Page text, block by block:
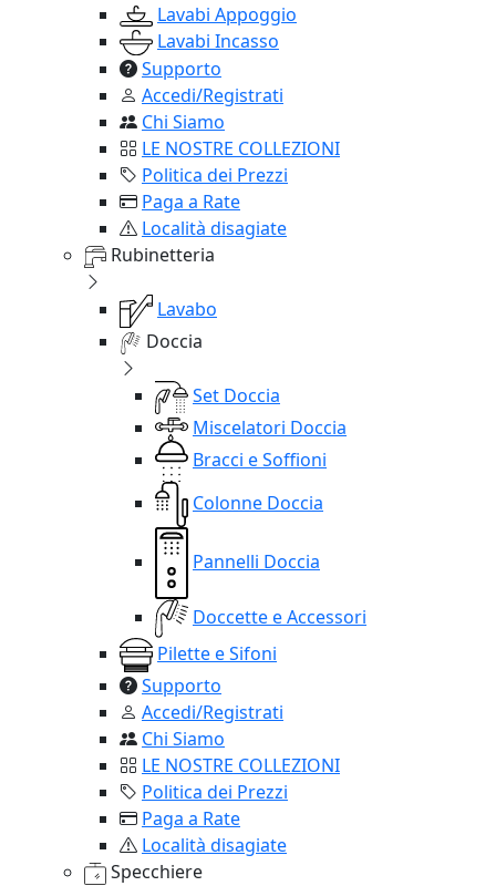
Lavabi Appoggio
Lavabi Incasso
Supporto
Accedi/Registrati
Chi Siamo
LE NOSTRE COLLEZIONI
Politica dei Prezzi
Paga a Rate
Località disagiate
Rubinetteria
Lavabo
Doccia
Set Doccia
Miscelatori Doccia
Bracci e Soffioni
Colonne Doccia
Pannelli Doccia
Doccette e Accessori
Pilette e Sifoni
Supporto
Accedi/Registrati
Chi Siamo
LE NOSTRE COLLEZIONI
Politica dei Prezzi
Paga a Rate
Località disagiate
Specchiere